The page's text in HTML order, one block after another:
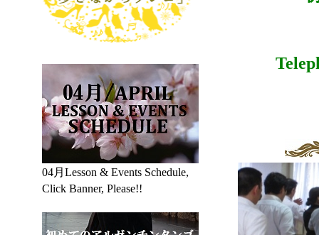
04月Lesson & Events Schedule,
Click Banner, Please!!